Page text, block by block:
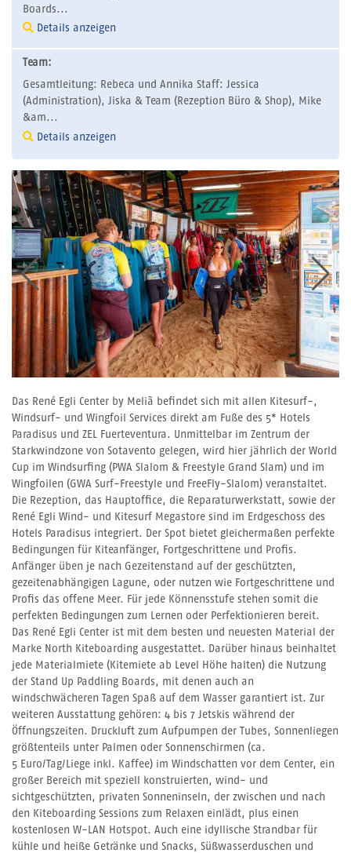
Boards...
Details anzeigen
Team:
Gesamtleitung: Rebeca und Annika Staff: Jessica
(Administration), Jiska & Team (Rezeption Büro & Shop), Mike
&am...
Details anzeigen
Das René Egli Center by Meliã befindet sich mit allen Kitesurf-,
Windsurf- und Wingfoil Services direkt am Fuße des 5* Hotels
Paradisus und ZEL Fuerteventura. Unmittelbar im Zentrum der
Starkwindzone von Sotavento gelegen, wird hier jährlich der World
Cup im Windsurfing (PWA Slalom & Freestyle Grand Slam) und im
Wingfoilen (GWA Surf-Freestyle und FreeFly-Slalom) veranstaltet.
Die Rezeption, das Hauptoffice, die Reparaturwerkstatt, sowie der
René Egli Wind- und Kitesurf Megastore sind im Erdgeschoss des
Hotels Paradisus integriert. Der Spot bietet gleichermaßen perfekte
Bedingungen für Kiteanfänger, Fortgeschrittene und Profis.
Anfänger üben je nach Gezeitenstand auf der geschützten,
gezeitenabhängigen Lagune, oder nutzen wie Fortgeschrittene und
Profis das offene Meer. Für jede Könnensstufe stehen somit die
perfekten Bedingungen zum Lernen oder Perfektionieren bereit.
Das René Egli Center ist mit dem besten und neuesten Material der
Marke North Kiteboarding ausgestattet. Darüber hinaus beinhaltet
jede Materialmiete (Kitemiete ab Level Höhe halten) die Nutzung
der Stand Up Paddling Boards, mit denen auch an
windschwächeren Tagen Spaß auf dem Wasser garantiert ist. Zur
weiteren Ausstattung gehören: 4 bis 7 Jetskis während der
Öffnungszeiten. Druckluft zum Aufpumpen der Tubes, Sonnenliegen
größtenteils unter Palmen oder Sonnenschirmen (ca.
5 Euro/Tag/Liege inkl. Kaffee) im Windschatten vor dem Center, ein
großer Bereich mit speziell konstruierten, wind- und
sichtgeschützten, privaten Sonneninseln, der zwischen und nach
den Kiteboarding Sessions zum Relaxen einlädt, plus einen
kostenlosen W-LAN Hotspot. Auch eine idyllische Strandbar für
kühle und heiße Getränke und Snacks, Süßwasserduschen und